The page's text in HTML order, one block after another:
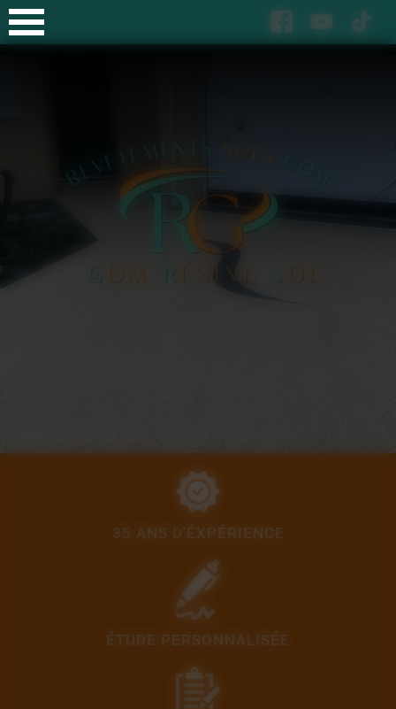
Panneau de gestion des cookies
35 ANS D'ÉXPÉRIENCE
ÉTUDE PERSONNALISÉE